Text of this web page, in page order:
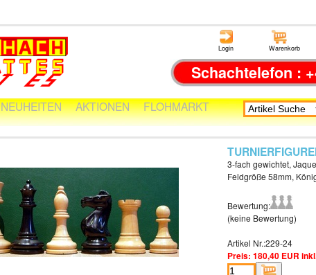
Login Warenkorb
Schachtelefon :
NEUHEITEN AKTIONEN FLOHMARKT
3-fach gewichtet,
Feldgröße 58mm,
Bewertung:
(keine Bewertung)
Artikel Nr.:229-24
Preis: 180,40 EUR